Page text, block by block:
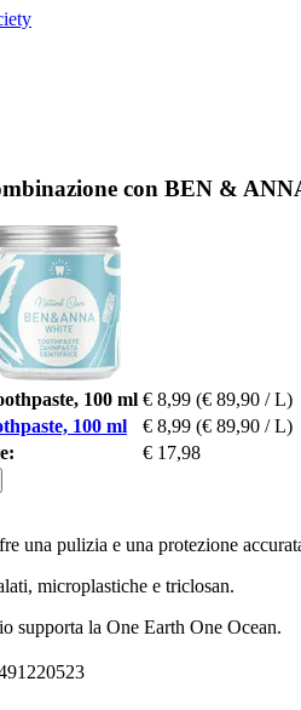
con BEN &
100 ml € 8,99 (€ 89,90 / L)
100 ml
€ 8,99 (€ 89,90 / L)
€ 17,98
una pulizia e una protezione
microplastiche e triclosan.
supporta la One Earth One Ocean.